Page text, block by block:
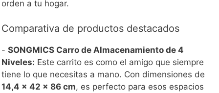
orden a tu hogar.
Comparativa de productos destacados
- SONGMICS Carro de Almacenamiento de 4
Niveles: Este carrito es como el amigo que siempre
tiene lo que necesitas a mano. Con dimensiones de
14,4 x 42 x 86 cm, es perfecto para esos espacios